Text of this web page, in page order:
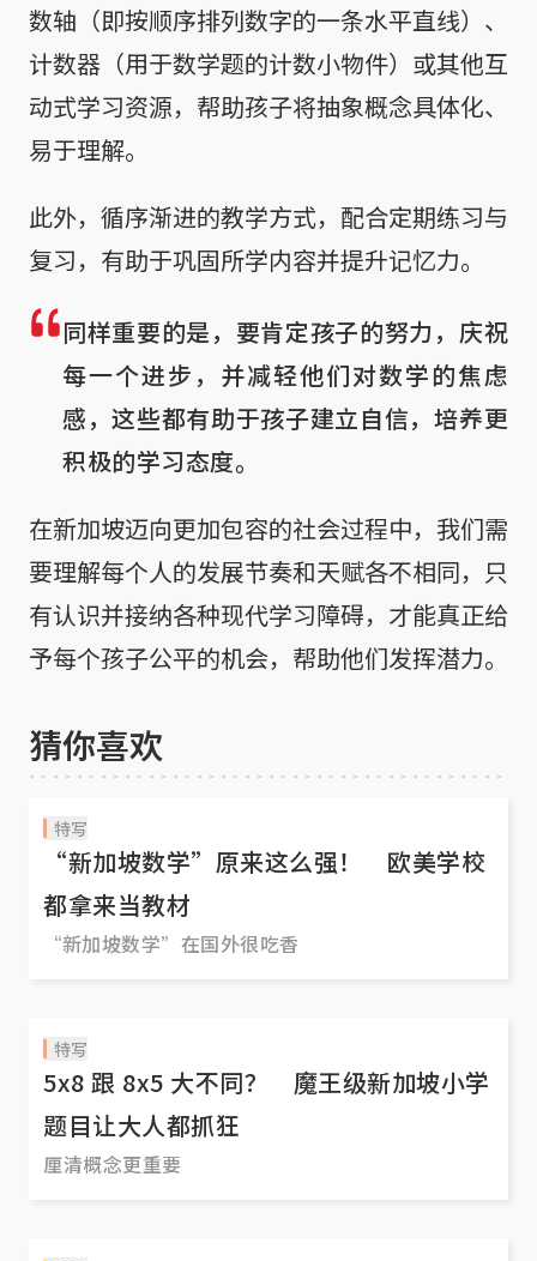
数轴（即按顺序排列数字的一条水平直线）、
计数器（用于数学题的计数小物件）或其他互
动式学习资源，帮助孩子将抽象概念具体化、
易于理解。
此外，循序渐进的教学方式，配合定期练习与
复习，有助于巩固所学内容并提升记忆力。
同样重要的是，要肯定孩子的努力，庆祝
每一个进步，并减轻他们对数学的焦虑
感，这些都有助于孩子建立自信，培养更
积极的学习态度。
在新加坡迈向更加包容的社会过程中，我们需
要理解每个人的发展节奏和天赋各不相同，只
有认识并接纳各种现代学习障碍，才能真正给
予每个孩子公平的机会，帮助他们发挥潜力。
猜你喜欢
特写
“新加坡数学”原来这么强！ 欧美学校
都拿来当教材
“新加坡数学”在国外很吃香
特写
5x8 跟 8x5 大不同？ 魔王级新加坡小学
题目让大人都抓狂
厘清概念更重要